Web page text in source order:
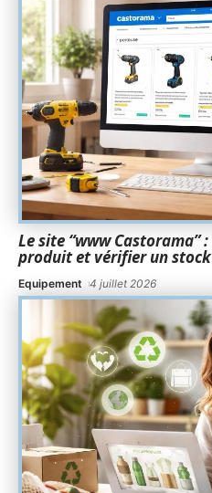
Le site “www Castorama”
produit et vérifier un stock
Equipement 4 juillet 2026